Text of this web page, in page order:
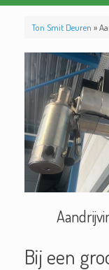
Ton Smit Deuren »
Bij een